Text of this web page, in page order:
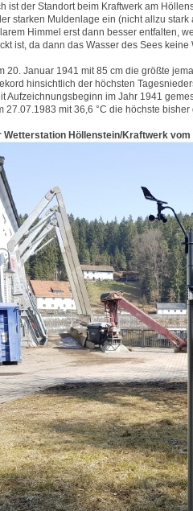
ist der Standort beim Kraftwerk am
starken Muldenlage ein (nicht allzu
Himmel erst dann besser entfalten,
ist, da dann das Wasser des Sees
20. Januar 1941 mit 85 cm die größte
hinsichtlich der höchsten
Aufzeichnungsbeginn im Jahr 1941
27.07.1983 mit 36,6 °C die höchste
Wetterstation Höllenstein/Kraftwerk vom